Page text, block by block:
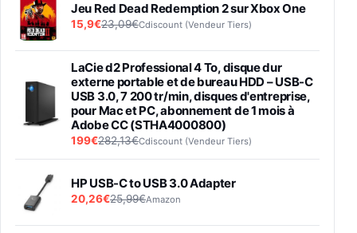
Jeu Red Dead Redemption 2 sur Xbox One
15,9€23,09€Cdiscount (Vendeur Tiers)
LaCie d2 Professional 4 To, disque dur
externe portable et de bureau HDD – USB-C
USB 3.0, 7 200 tr/min, disques d'entreprise,
pour Mac et PC, abonnement de 1 mois à
Adobe CC (STHA4000800)
199€282,13€Cdiscount (Vendeur Tiers)
HP USB-C to USB 3.0 Adapter
20,26€25,99€Amazon